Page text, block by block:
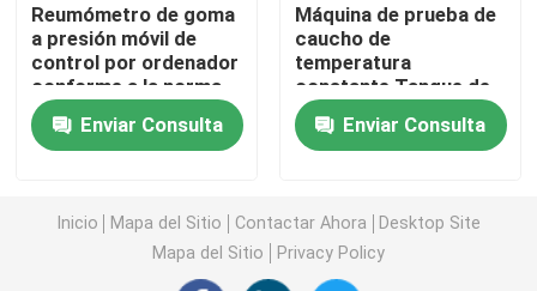
Máquina de prueba de goma
Equipo de prueba automotriz
Reumómetro de goma
a presión móvil de
control por ordenador
conforme a la norma
ASTM D5289
Enviar Consulta
Máquina de prueba de
caucho de
temperatura
constante Tanque de
aceite de resistencia
al caucho con taza de
prueba ISO-1817
Enviar Consulta
Inicio Mapa del Sitio Contactar Ahora
Desktop Site
Mapa del Sitio
Privacy Policy